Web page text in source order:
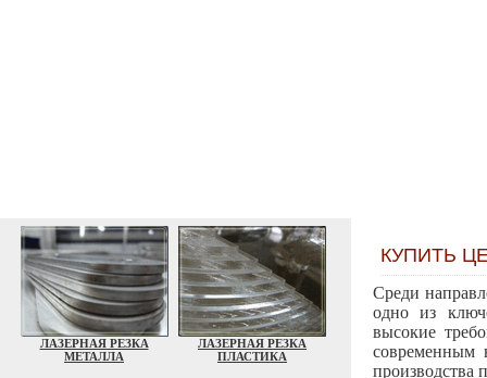
ЛАЗЕРНАЯ РЕЗКА
МЕТАЛЛА
ЛАЗЕРНАЯ РЕЗКА
ПЛАСТИКА
КУПИТЬ
Среди
одно из
высокие
современным
производства